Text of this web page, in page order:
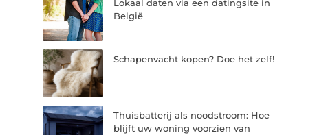
Lokaal daten via een datingsite in
België
Schapenvacht kopen? Doe het zelf!
Thuisbatterij als noodstroom: Hoe
blijft uw woning voorzien van